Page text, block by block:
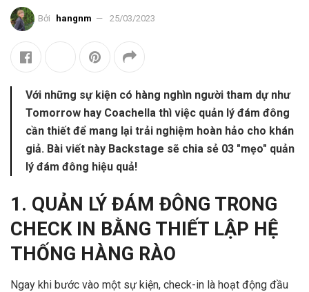
Bởi hangnm 25/03/2023
Với những sự kiện có hàng nghìn người tham dự như
Tomorrow hay Coachella thì việc quản lý đám đông
cần thiết để mang lại trải nghiệm hoàn hảo cho khán
giả. Bài viết này Backstage sẽ chia sẻ 03 "mẹo" quản
lý đám đông hiệu quả!
1. QUẢN LÝ ĐÁM ĐÔNG TRONG
CHECK IN BẰNG THIẾT LẬP HỆ
THỐNG HÀNG RÀO
Ngay khi bước vào một sự kiện, check-in là hoạt động đầu